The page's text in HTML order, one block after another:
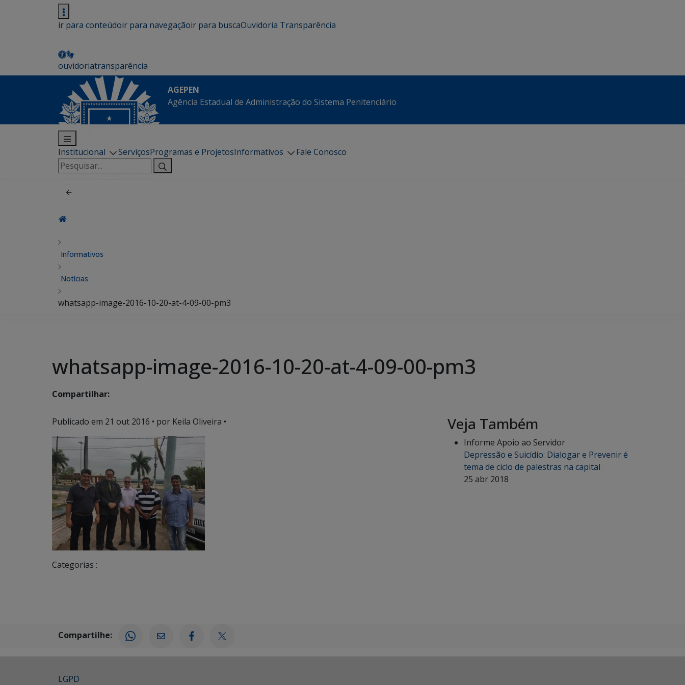
ir para conteúdoir para navegaçãoir para buscaOuvidoria Transparência
ouvidoriatransparência
AGEPEN
Agência Estadual de Administração do Sistema Penitenciário
Institucional ServiçosProgramas e ProjetosInformativos
Fale Conosco
Pesquisar
por:
Informativos
Notícias
whatsapp-image-2016-10-20-at-4-09-00-pm3
whatsapp-image-2016-10-20-at-4-09-00-pm3
Compartilhar:
Publicado em 21 out 2016 • por Keila Oliveira •
Categorias :
Veja Também
Informe Apoio ao Servidor
Depressão e Suicídio: Dialogar e Prevenir é
tema de ciclo de palestras na capital
25 abr 2018
Compartilhe:
LGPD